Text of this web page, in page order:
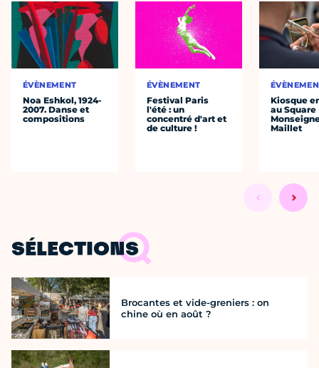
ÉVÈNEMENT
Noa Eshkol, 1924-
2007. Danse et
compositions
ÉVÈNEMENT
Festival Paris
l'été : un
concentré d'art et
de culture !
Kiosque
au Square
Maillet
SÉLECTIONS
Brocantes et vide-greniers : on
chine où en août ?